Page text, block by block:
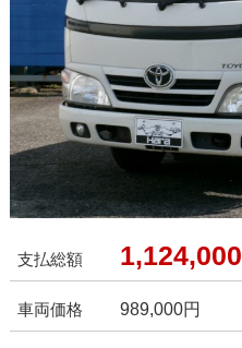
支払総額 1,124,000
車両価格 989,000円